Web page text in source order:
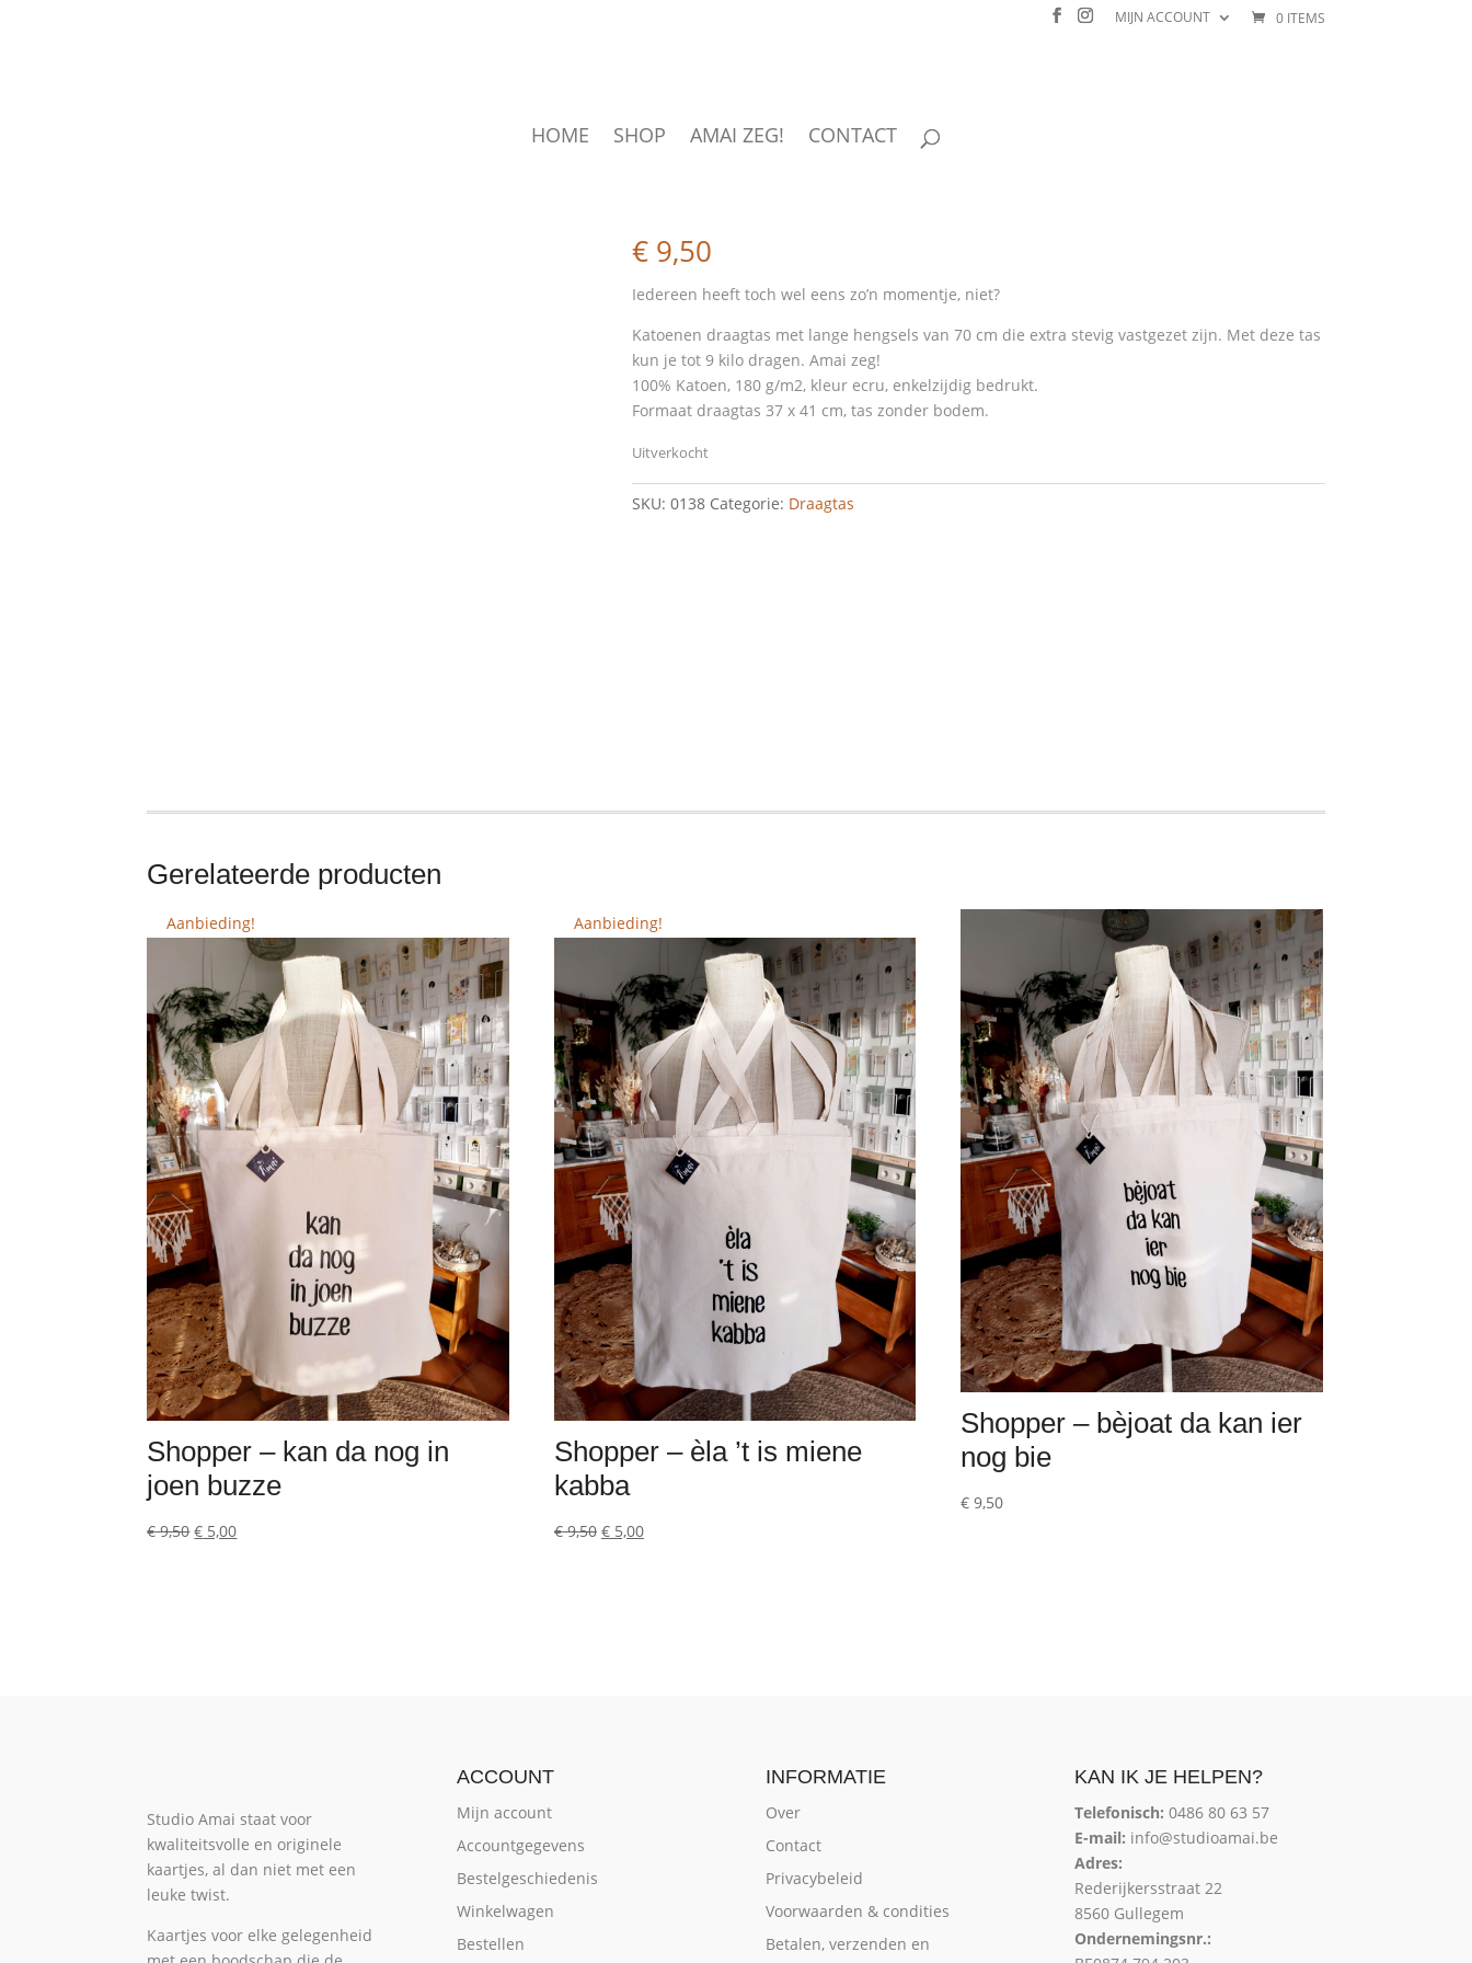
MIJN ACCOUNT 0 ITEMS
HOME SHOP AMAI ZEG! CONTACT
€ 9,50
Iedereen heeft toch wel eens zo’n momentje, niet?
Katoenen draagtas met lange hengsels van 70 cm die extra stevig vastgezet zijn. Met deze tas
kun je tot 9 kilo dragen. Amai zeg!
100% Katoen, 180 g/m2, kleur ecru, enkelzijdig bedrukt.
Formaat draagtas 37 x 41 cm, tas zonder bodem.
Uitverkocht
SKU:0138 Categorie: Draagtas
Gerelateerde producten
Aanbieding!
Shopper – kan da nog in
joen buzze
€9,50Oorspronkelijke
€ 5,00Huidige
Aanbieding!
Shopper – èla ’t is miene
kabba
€9,50 Oorspronkelijke
€5,00Huidige
Shopper – bèjoat da kan ier
nog bie
€ 9,50
Studio Amai staat voor
kwaliteitsvolle en originele
kaartjes, al dan niet met een
leuke twist.
Kaartjes voor elke gelegenheid
ACCOUNT
Mijn account
Accountgegevens
Bestelgeschiedenis
Winkelwagen
Bestellen
INFORMATIE
Over
Contact
Privacybeleid
Voorwaarden & condities
Betalen, verzenden en
KAN IK JE HELPEN?
Telefonisch: 0486 80 63 57
E-mail: info@studioamai.be
Adres:
Rederijkersstraat 22
8560 Gullegem
Ondernemingsnr.: